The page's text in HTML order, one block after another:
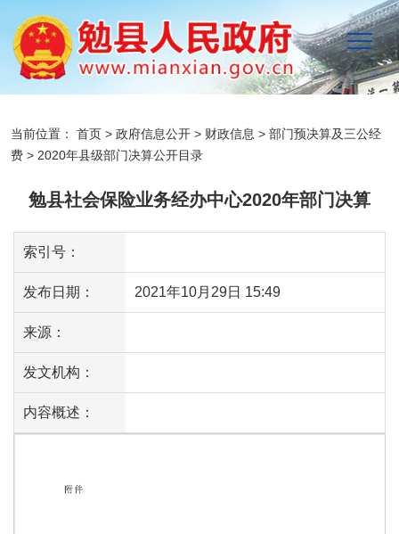
当前位置： 首页 > 政府信息公开 > 财政信息 > 部门预决算及三公经
费 > 2020年县级部门决算公开目录
勉县社会保险业务经办中心2020年部门决算
索引号：
发布日期： 2021年10月29日 15:49
来源：
发文机构：
内容概述：